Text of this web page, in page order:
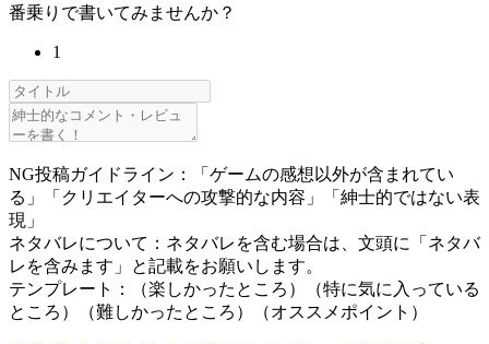
番乗りで書いてみませんか？
1
NG投稿ガイドライン：「ゲームの感想以外が含まれてい
る」「クリエイターへの攻撃的な内容」「紳士的ではない表
現」
ネタバレについて：ネタバレを含む場合は、文頭に「ネタバ
レを含みます」と記載をお願いします。
テンプレート：（楽しかったところ）（特に気に入っている
ところ）（難しかったところ）（オススメポイント）